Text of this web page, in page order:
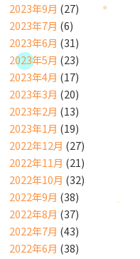
2023年9月 (27)
2023年7月 (6)
2023年6月 (31)
2023年5月 (23)
2023年4月 (17)
2023年3月 (20)
2023年2月 (13)
2023年1月 (19)
2022年12月 (27)
2022年11月 (21)
2022年10月 (32)
2022年9月 (38)
2022年8月 (37)
2022年7月 (43)
2022年6月 (38)